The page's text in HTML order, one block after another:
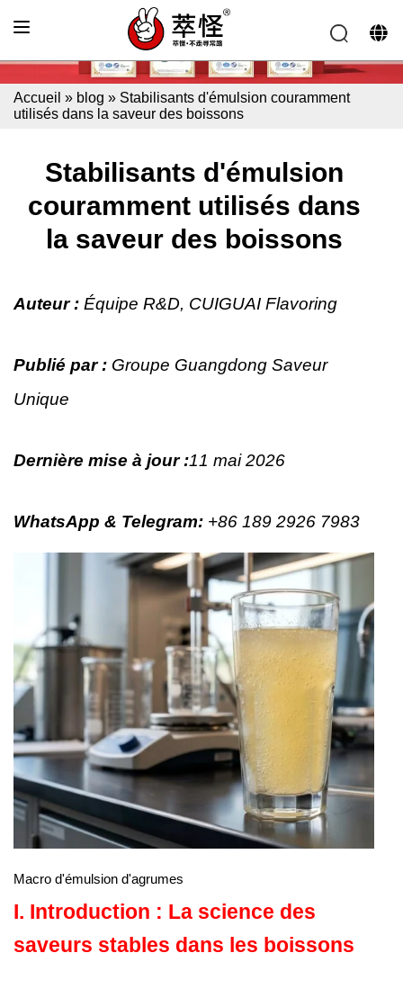
Accueil » blog » Stabilisants d'émulsion couramment
utilisés dans la saveur des boissons
Stabilisants d'émulsion
couramment utilisés dans
la saveur des boissons
Auteur : Équipe R&D, CUIGUAI Flavoring
Publié par : Groupe Guangdong Saveur
Unique
Dernière mise à jour :11 mai 2026
WhatsApp & Telegram: +86 189 2926 7983
Macro d'émulsion d'agrumes
I. Introduction : La science des
saveurs stables dans les boissons